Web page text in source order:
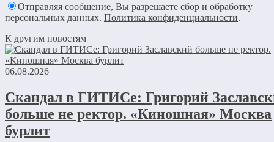
Отправляя сообщение, Вы разрешаете сбор и обработку
персональных данных. Политика конфиденциальности.
К другим новостям
06.08.2026
Скандал в ГИТИСе: Григорий
больше не ректор. «Киношная» Москва
бурлит